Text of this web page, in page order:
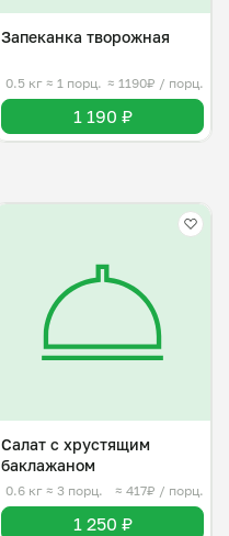
Запеканка творожная
0.5 кг ≈ 1 порц. ≈ 1190₽ / порц.
1 190 ₽
Салат с хрустящим
баклажаном
0.6 кг ≈ 3 порц. ≈ 417₽ / порц.
1 250 ₽